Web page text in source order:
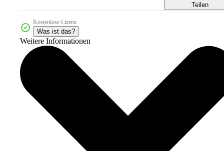
Teilen
Kostenlose Lizenz
Was ist das?
Weitere Informationen